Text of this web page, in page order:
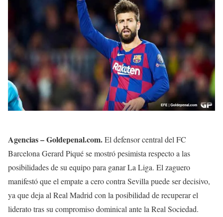
Agencias – Goldepenal.com.El defensor central del FC
Barcelona Gerard Piqué se mostró pesimista respecto a las
posibilidades de su equipo para ganar La Liga. El zaguero
manifestó que el empate a cero contra Sevilla puede ser decisivo,
ya que deja al Real Madrid con la posibilidad de recuperar el
liderato tras su compromiso dominical ante la Real Sociedad.